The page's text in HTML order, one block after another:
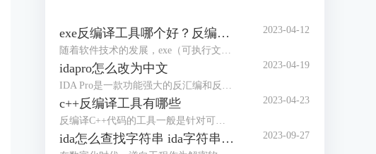
exe反编译工具哪个好？反编译能力强的工具盘点 2023-04-12
idapro怎么改为中文 2023-04-19
c++反编译工具有哪些 2023-04-23
ida怎么查找字符串 ida字符串窗口快捷键 2023-09-27